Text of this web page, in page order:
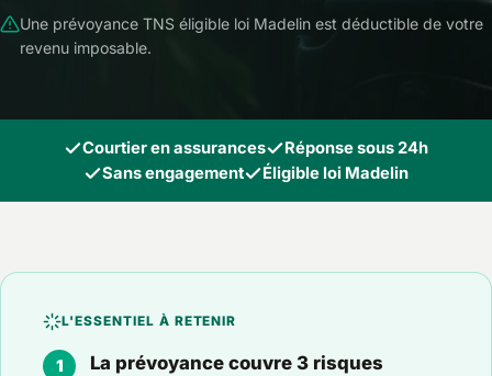
Une prévoyance TNS éligible loi Madelin est déductible de votre
revenu imposable.
Courtier en assurances
Réponse sous 24h
Sans engagement
Éligible loi Madelin
L'ESSENTIEL À RETENIR
La prévoyance couvre 3 risques